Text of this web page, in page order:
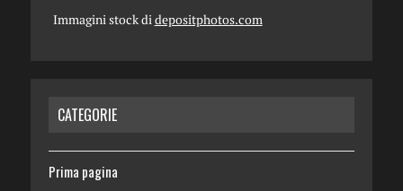
Immagini stock di depositphotos.com
CATEGORIE
Prima pagina